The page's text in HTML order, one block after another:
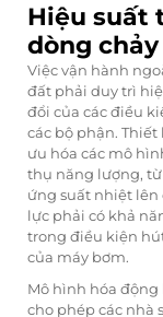
Hiệu suất
dòng chảy
Việc vận hành
đất phải duy trì
đổi của các điều
các bộ phận.
ưu hóa các mô
thụ năng lượng,
ứng suất nhiệt lên
lực phải có khả
trong điều kiện
của máy bơm.
Mô hình hóa
cho phép các nhà